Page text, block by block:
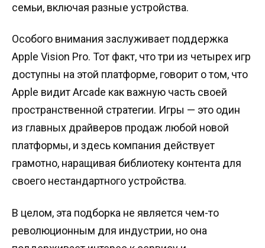
семьи, включая разные устройства.
Особого внимания заслуживает поддержка
Apple Vision Pro. Тот факт, что три из четырех игр
доступны на этой платформе, говорит о том, что
Apple видит Arcade как важную часть своей
пространственной стратегии. Игры — это один
из главных драйверов продаж любой новой
платформы, и здесь компания действует
грамотно, наращивая библиотеку контента для
своего нестандартного устройства.
В целом, эта подборка не является чем-то
революционным для индустрии, но она